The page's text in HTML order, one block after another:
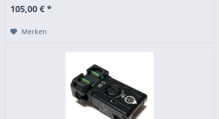
105,00 € *
Merken